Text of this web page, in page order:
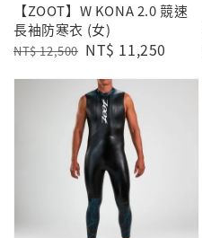
【ZOOT】W KONA 2.0 競速
長袖防寒衣 (女)
Regular
NT$ 12,500 Sale
NT$ 11,250